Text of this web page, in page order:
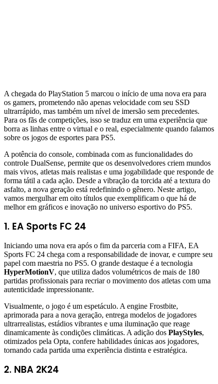
A chegada do PlayStation 5 marcou o início de uma nova era para
os gamers, prometendo não apenas velocidade com seu SSD
ultrarrápido, mas também um nível de imersão sem precedentes.
Para os fãs de competições, isso se traduz em uma experiência que
borra as linhas entre o virtual e o real, especialmente quando falamos
sobre os jogos de esportes para PS5.
A potência do console, combinada com as funcionalidades do
controle DualSense, permite que os desenvolvedores criem mundos
mais vivos, atletas mais realistas e uma jogabilidade que responde de
forma tátil a cada ação. Desde a vibração da torcida até a textura do
asfalto, a nova geração está redefinindo o gênero. Neste artigo,
vamos mergulhar em oito títulos que exemplificam o que há de
melhor em gráficos e inovação no universo esportivo do PS5.
1. EA Sports FC 24
Iniciando uma nova era após o fim da parceria com a FIFA, EA
Sports FC 24 chega com a responsabilidade de inovar, e cumpre seu
papel com maestria no PS5. O grande destaque é a tecnologia
HyperMotionV, que utiliza dados volumétricos de mais de 180
partidas profissionais para recriar o movimento dos atletas com uma
autenticidade impressionante.
Visualmente, o jogo é um espetáculo. A engine Frostbite,
aprimorada para a nova geração, entrega modelos de jogadores
ultrarrealistas, estádios vibrantes e uma iluminação que reage
dinamicamente às condições climáticas. A adição dos PlayStyles,
otimizados pela Opta, confere habilidades únicas aos jogadores,
tornando cada partida uma experiência distinta e estratégica.
2. NBA 2K24